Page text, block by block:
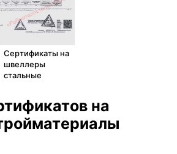
Сертификаты на
швеллеры
стальные
на